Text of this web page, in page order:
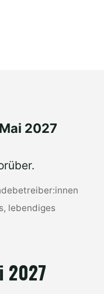
2027
lebendiges
2027